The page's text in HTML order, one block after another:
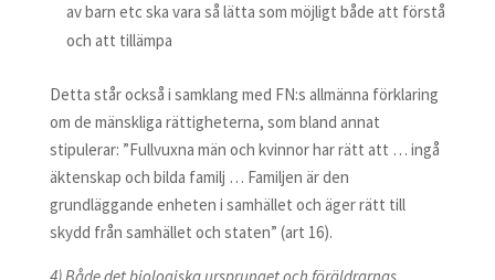
av barn etc ska vara så lätta som möjligt både att förstå
och att tillämpa
Detta står också i samklang med FN:s allmänna förklaring
om de mänskliga rättigheterna, som bland annat
stipulerar: ”Fullvuxna män och kvinnor har rätt att … ingå
äktenskap och bilda familj … Familjen är den
grundläggande enheten i samhället och äger rätt till
skydd från samhället och staten” (art 16).